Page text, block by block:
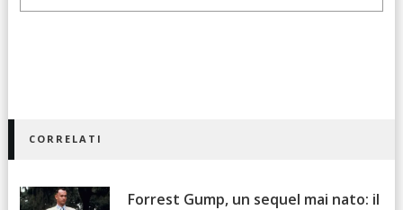
CORRELATI
Forrest Gump, un sequel mai nato: il